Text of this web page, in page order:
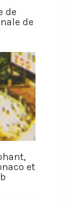
de
de
et